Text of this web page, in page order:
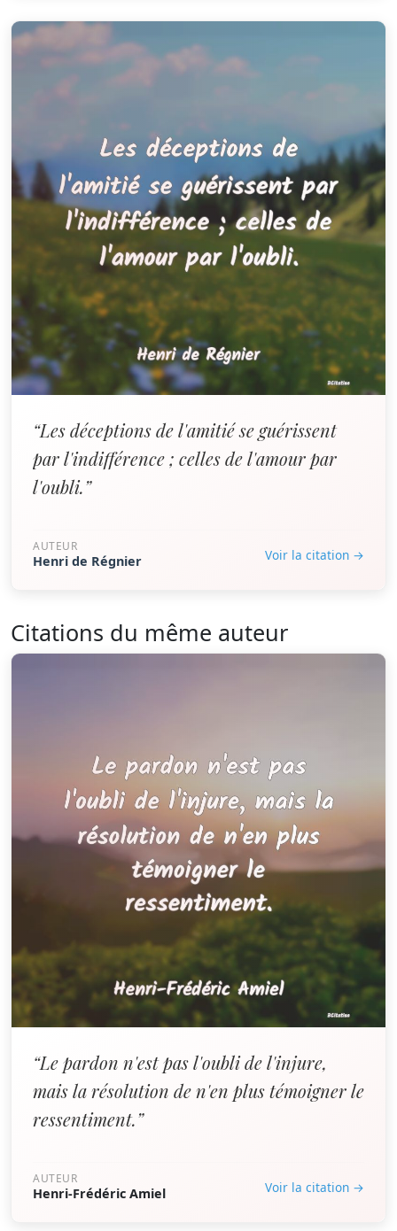
“Les déceptions de l'amitié se guérissent
par l'indifférence ; celles de l'amour par
l'oubli.”
AUTEUR
Henri de Régnier Voir la citation →
Citations du même auteur
“Le pardon n'est pas l'oubli de l'injure,
mais la résolution de n'en plus témoigner le
ressentiment.”
AUTEUR
Henri-Frédéric Amiel Voir la citation →